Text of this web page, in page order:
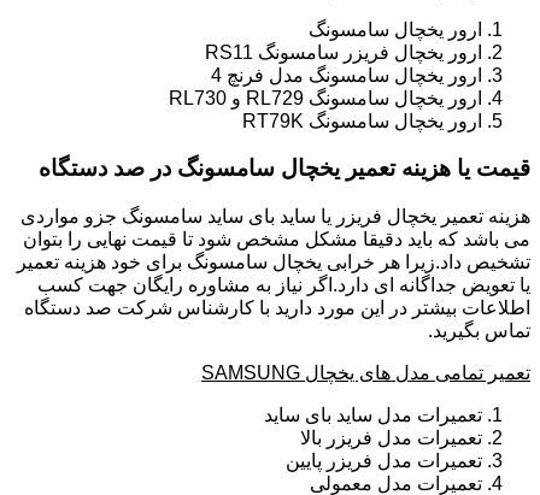
ارور یخچال سامسونگ
ارور یخچال فریزر سامسونگ RS11
ارور یخچال سامسونگ مدل فرنچ 4
ارور یخچال سامسونگ RL729 و RL730
ارور یخچال سامسونگ RT79K
قیمت یا هزینه تعمیر یخچال سامسونگ در صد دستگاه
هزینه تعمیر یخچال فریزر یا ساید بای ساید سامسونگ جزو مواردی
می باشد که باید دقیقا مشکل مشخص شود تا قیمت نهایی را بتوان
تشخیص داد.زیرا هر خرابی یخچال سامسونگ برای خود هزینه تعمیر
یا تعویض جداگانه ای دارد.اگر نیاز به مشاوره رایگان جهت کسب
اطلاعات بیشتر در این مورد دارید با کارشناس شرکت صد دستگاه
تماس بگیرید.
تعمیر تمامی مدل های یخچال SAMSUNG
تعمیرات مدل ساید بای ساید
تعمیرات مدل فریزر بالا
تعمیرات مدل فریزر پایین
تعمیرات مدل معمولی